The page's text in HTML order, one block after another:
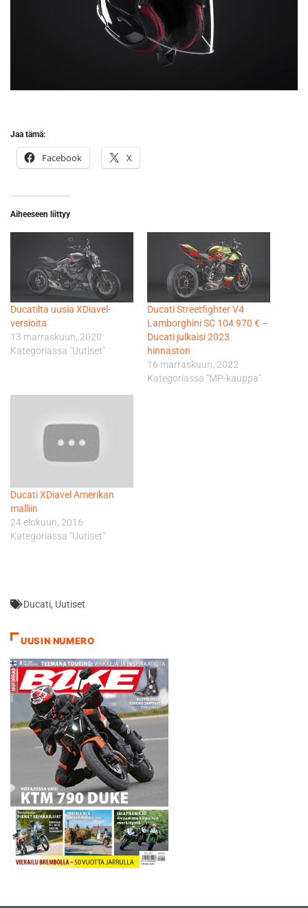
Jaa tämä:
Facebook X
Aiheeseen liittyy
Ducatilta uusia XDiavel-
versioita
13 marraskuun, 2020
Kategoriassa "Uutiset"
Ducati Streetfighter V4
Lamborghini SC 104 970 € –
Ducati julkaisi 2023
hinnaston
16 marraskuun, 2022
Kategoriassa "MP-kauppa"
Ducati XDiavel Amerikan
malliin
24 elokuun, 2016
Kategoriassa "Uutiset"
Ducati, Uutiset
UUSIN NUMERO